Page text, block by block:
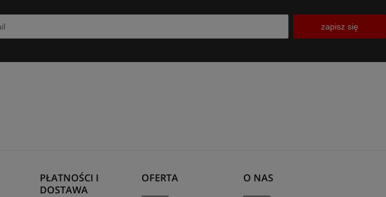
zapisz się
PŁATNOŚCI I
DOSTAWA
OFERTA O NAS